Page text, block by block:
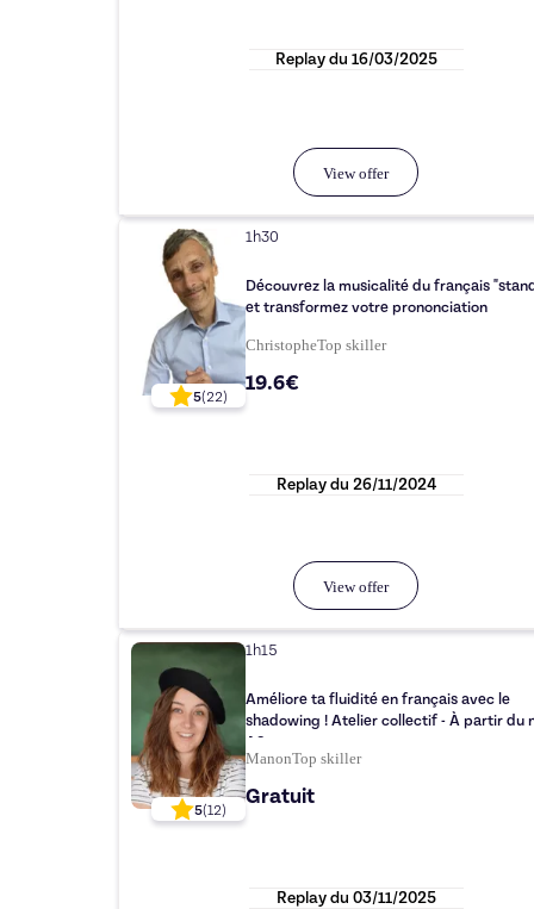
Replay du 16/03/2025
View offer
5(22)
1h30
Découvrez la musicalité du français
et transformez votre prononciation
ChristopheTop skiller
19.6€
Replay du 26/11/2024
View offer
5(12)
1h15
Améliore ta fluidité en français avec le
shadowing ! Atelier collectif - À partir du
A2
ManonTop skiller
Gratuit
Replay du 03/11/2025